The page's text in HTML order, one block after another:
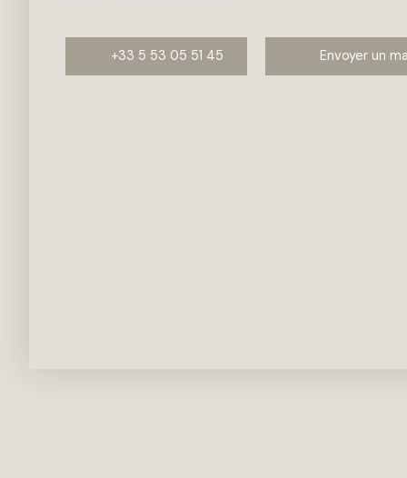
+33 5 53 05 51 45 Envoyer un